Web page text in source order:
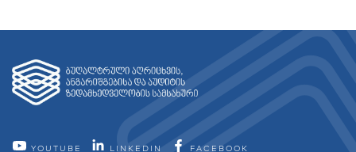
YOUTUBE LINKEDIN FACEBOOK